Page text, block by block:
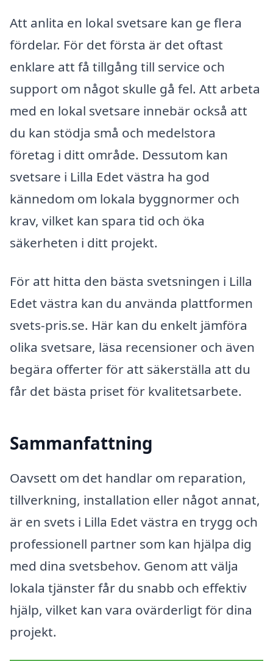
Att anlita en lokal svetsare kan ge flera
fördelar. För det första är det oftast
enklare att få tillgång till service och
support om något skulle gå fel. Att arbeta
med en lokal svetsare innebär också att
du kan stödja små och medelstora
företag i ditt område. Dessutom kan
svetsare i Lilla Edet västra ha god
kännedom om lokala byggnormer och
krav, vilket kan spara tid och öka
säkerheten i ditt projekt.
För att hitta den bästa svetsningen i Lilla
Edet västra kan du använda plattformen
svets-pris.se. Här kan du enkelt jämföra
olika svetsare, läsa recensioner och även
begära offerter för att säkerställa att du
får det bästa priset för kvalitetsarbete.
Sammanfattning
Oavsett om det handlar om reparation,
tillverkning, installation eller något annat,
är en svets i Lilla Edet västra en trygg och
professionell partner som kan hjälpa dig
med dina svetsbehov. Genom att välja
lokala tjänster får du snabb och effektiv
hjälp, vilket kan vara ovärderligt för dina
projekt.